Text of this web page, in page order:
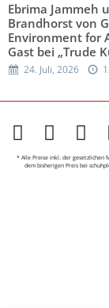
Ebrima Jammeh
Brandhorst von
Environment for
Gast bei „Trude
24. Juli, 2026
* Alle Preise inkl. der gesetzlichen
dem bisherigen Preis bei